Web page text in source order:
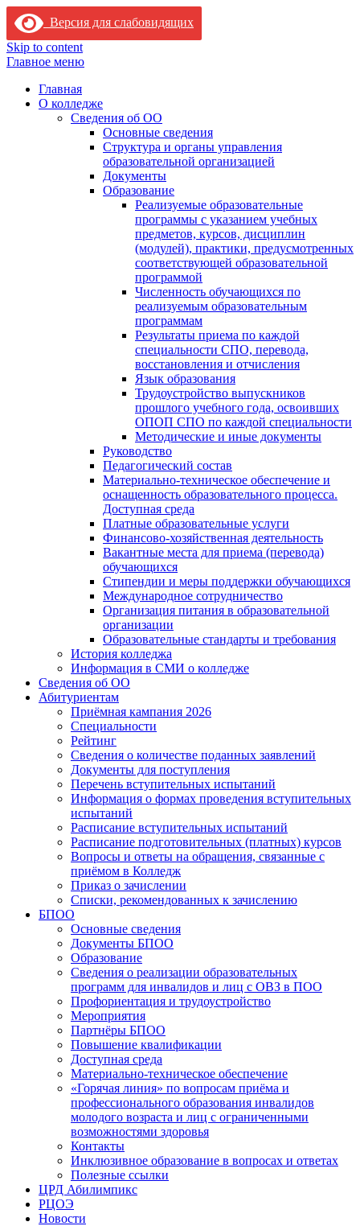
Версия для слабовидящих
Skip to content
Главное меню
Главная
О колледже
Сведения об ОО
Основные сведения
Структура и органы управления
образовательной организацией
Документы
Образование
Реализуемые образовательные
программы с указанием учебных
предметов, курсов, дисциплин
(модулей), практики, предусмотренных
соответствующей образовательной
программой
Численность обучающихся по
реализуемым образовательным
программам
Результаты приема по каждой
специальности СПО, перевода,
восстановления и отчисления
Язык образования
Трудоустройство выпускников
прошлого учебного года, освоивших
ОПОП СПО по каждой специальности
Методические и иные документы
Руководство
Педагогический состав
Материально-техническое обеспечение и
оснащенность образовательного процесса.
Доступная среда
Платные образовательные услуги
Финансово-хозяйственная деятельность
Вакантные места для приема (перевода)
обучающихся
Стипендии и меры поддержки обучающихся
Международное сотрудничество
Организация питания в образовательной
организации
Образовательные стандарты и требования
История колледжа
Информация в СМИ о колледже
Сведения об ОО
Абитуриентам
Приёмная кампания 2026
Специальности
Рейтинг
Сведения о количестве поданных заявлений
Документы для поступления
Перечень вступительных испытаний
Информация о формах проведения вступительных
испытаний
Расписание вступительных испытаний
Расписание подготовительных (платных) курсов
Вопросы и ответы на обращения, связанные с
приёмом в Колледж
Приказ о зачислении
Списки, рекомендованных к зачислению
БПОО
Основные сведения
Документы БПОО
Образование
Сведения о реализации образовательных
программ для инвалидов и лиц с ОВЗ в ПОО
Профориентация и трудоустройство
Мероприятия
Партнёры БПОО
Повышение квалификации
Доступная среда
Материально-техническое обеспечение
«Горячая линия» по вопросам приёма и
профессионального образования инвалидов
молодого возраста и лиц с ограниченными
возможностями здоровья
Контакты
Инклюзивное образование в вопросах и ответах
Полезные ссылки
ЦРД Абилимпикс
РЦОЭ
Новости